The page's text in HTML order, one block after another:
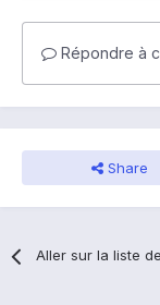
Répondre à
Share
Aller sur la liste